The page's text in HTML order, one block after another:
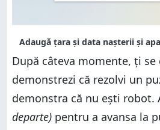
După câteva momente, ți se
demonstrezi că rezolvi un
demonstra că nu ești robot.
departe) pentru a avansa la